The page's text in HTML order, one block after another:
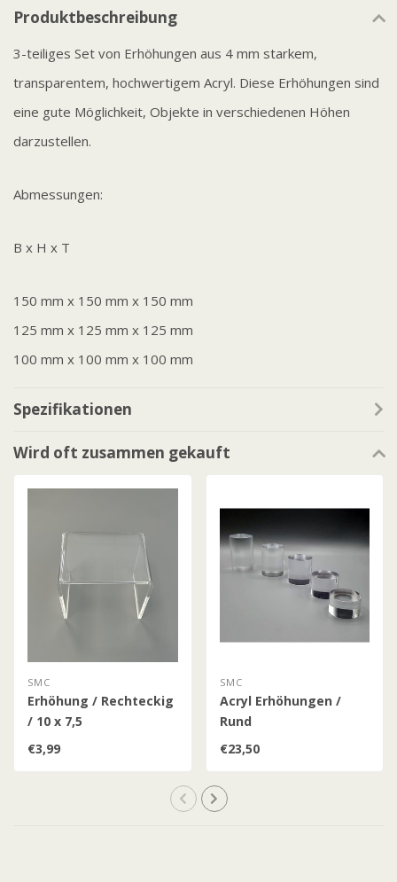
Produktbeschreibung
3-teiliges Set von Erhöhungen aus 4 mm starkem,
transparentem, hochwertigem Acryl. Diese Erhöhungen sind
eine gute Möglichkeit, Objekte in verschiedenen Höhen
darzustellen.
Abmessungen:
B x H x T
150 mm x 150 mm x 150 mm
125 mm x 125 mm x 125 mm
100 mm x 100 mm x 100 mm
Spezifikationen
Wird oft zusammen gekauft
SMC
Erhöhung / Rechteckig
/ 10 x 7,5
€3,99
SMC
Acryl Erhöhungen /
Rund
€23,50